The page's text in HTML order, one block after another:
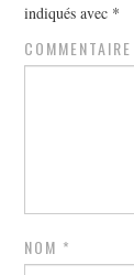
indiqués avec *
COMMENTAIRE
NOM *